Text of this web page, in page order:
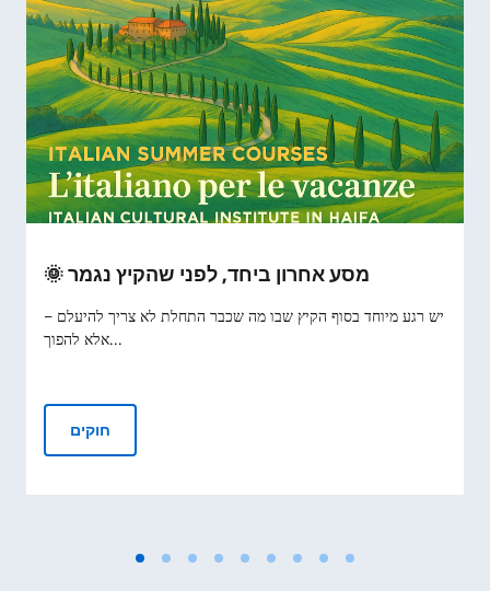
🌞 מסע אחרון ביחד, לפני שהקיץ נגמר
יש רגע מיוחד בסוף הקיץ שבו מה שכבר התחלת לא צריך להיעלם –
אלא להפוך...
חוקים